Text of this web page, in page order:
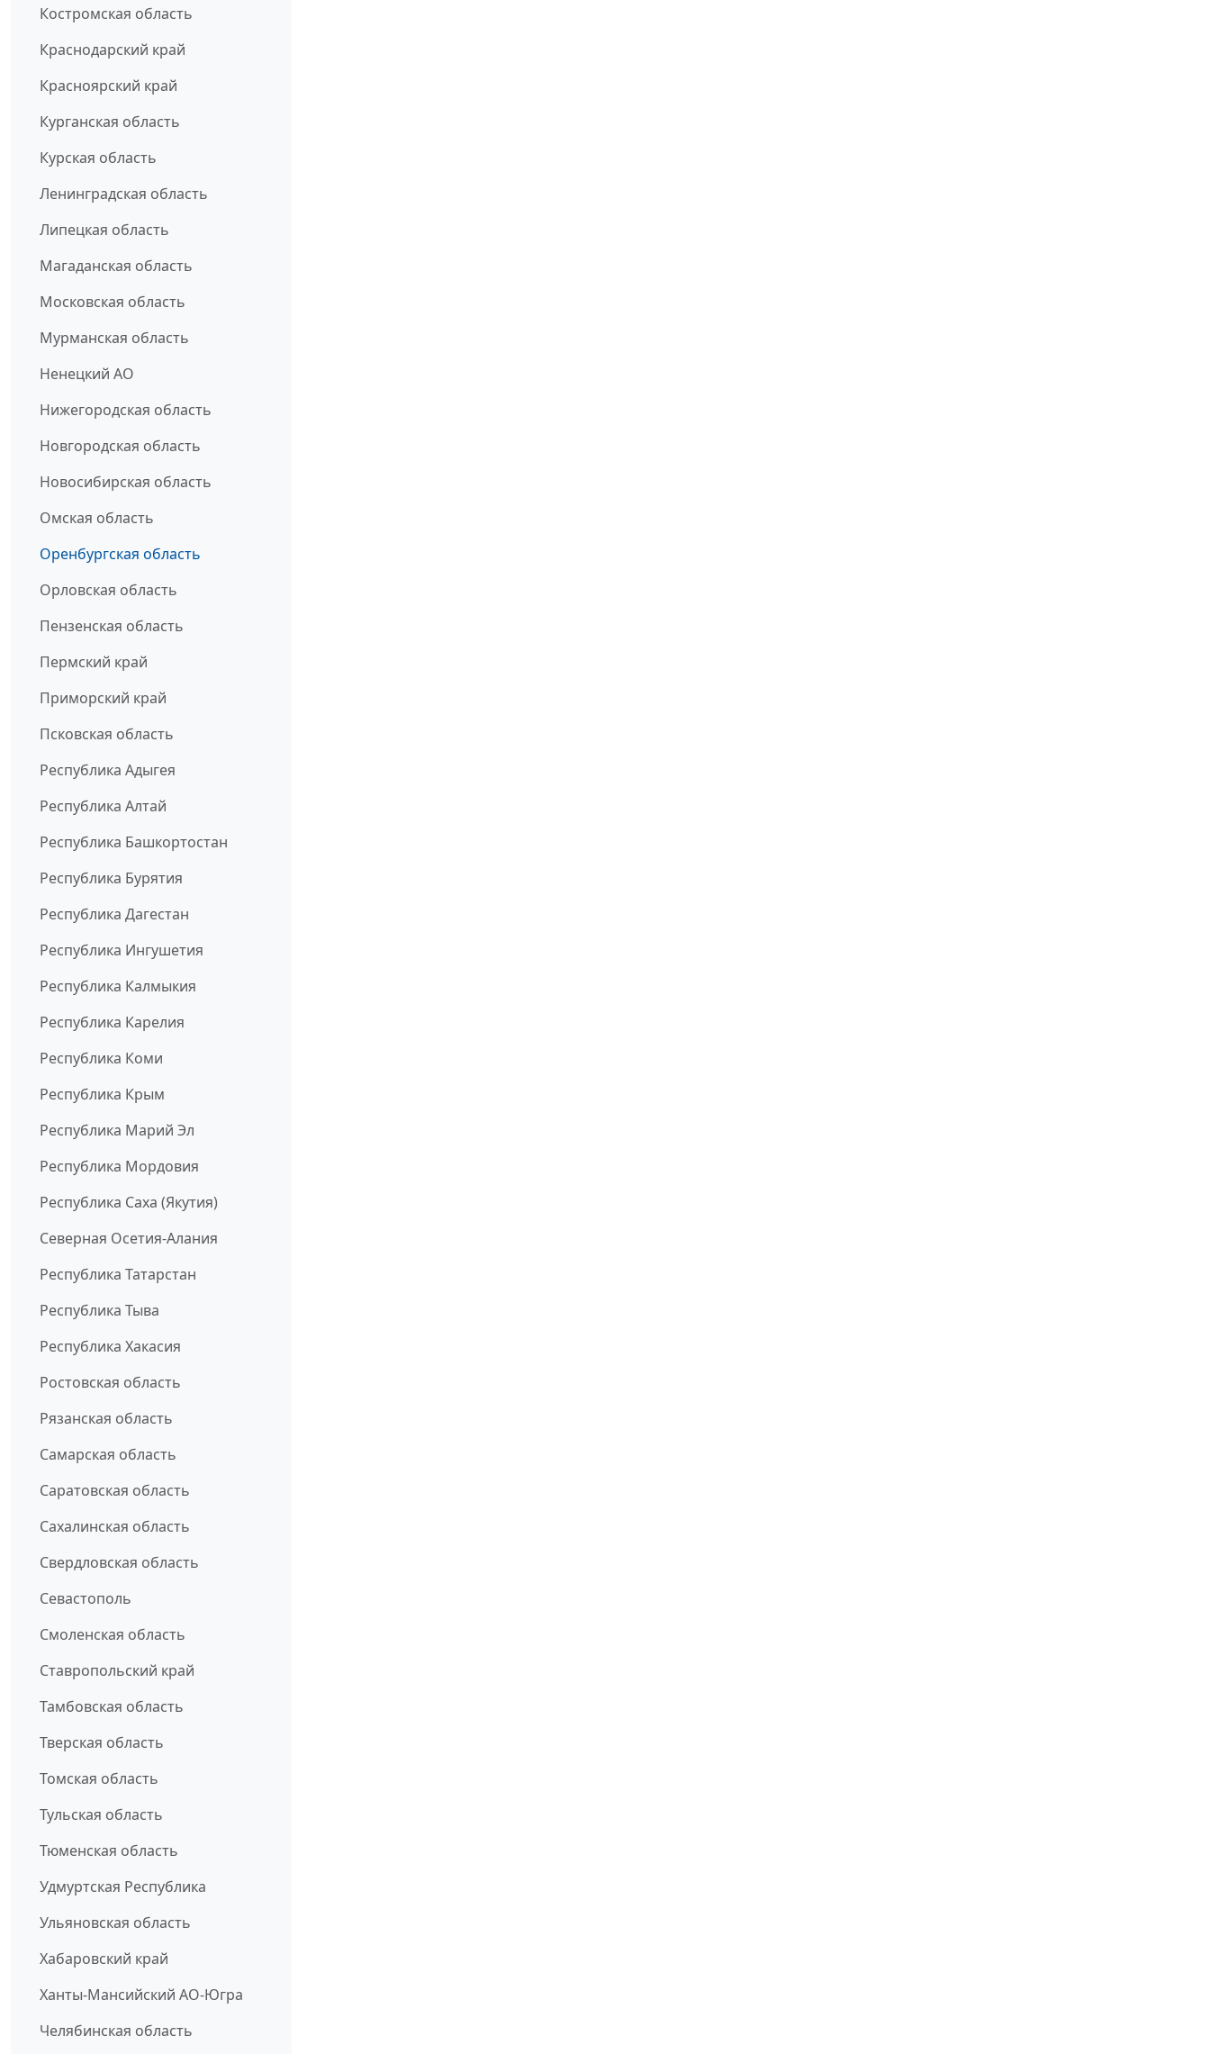
Костромская область
Краснодарский край
Красноярский край
Курганская область
Курская область
Ленинградская область
Липецкая область
Магаданская область
Московская область
Мурманская область
Ненецкий АО
Нижегородская область
Новгородская область
Новосибирская область
Омская область
Оренбургская область
Орловская область
Пензенская область
Пермский край
Приморский край
Псковская область
Республика Адыгея
Республика Алтай
Республика Башкортостан
Республика Бурятия
Республика Дагестан
Республика Ингушетия
Республика Калмыкия
Республика Карелия
Республика Коми
Республика Крым
Республика Марий Эл
Республика Мордовия
Республика Саха (Якутия)
Северная Осетия-Алания
Республика Татарстан
Республика Тыва
Республика Хакасия
Ростовская область
Рязанская область
Самарская область
Саратовская область
Сахалинская область
Свердловская область
Севастополь
Смоленская область
Ставропольский край
Тамбовская область
Тверская область
Томская область
Тульская область
Тюменская область
Удмуртская Республика
Ульяновская область
Хабаровский край
Ханты-Мансийский АО-Югра
Челябинская область